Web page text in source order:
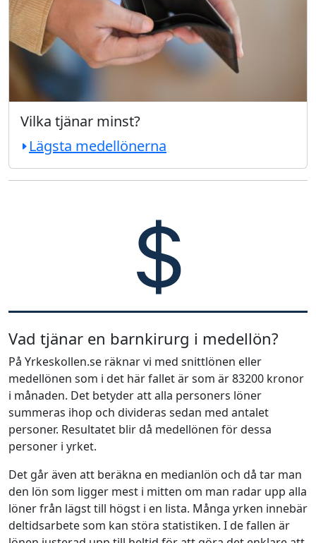
Vilka tjänar minst?
Lägsta medellönerna
Vad tjänar en barnkirurg i medellön?
På Yrkeskollen.se räknar vi med snittlönen eller
medellönen som i det här fallet är som är 83200 kronor
i månaden. Det betyder att alla personers löner
summeras ihop och divideras sedan med antalet
personer. Resultatet blir då medellönen för dessa
personer i yrket.
Det går även att beräkna en medianlön och då tar man
den lön som ligger mest i mitten om man radar upp alla
löner från lägst till högst i en lista. Många yrken innebär
deltidsarbete som kan störa statistiken. I de fallen är